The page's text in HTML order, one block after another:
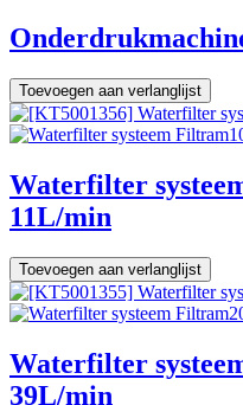
Toevoegen aan verlanglijst
Waterfilter
11L/min
Toevoegen aan verlanglijst
Waterfilter
39L/min